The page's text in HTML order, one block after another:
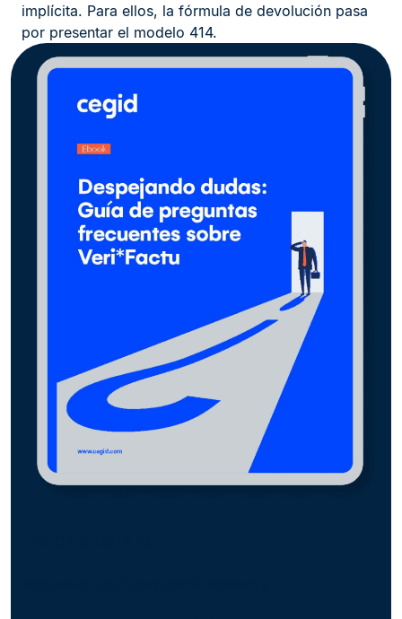
implícita. Para ellos, la fórmula de devolución pasa
por presentar el modelo 414.